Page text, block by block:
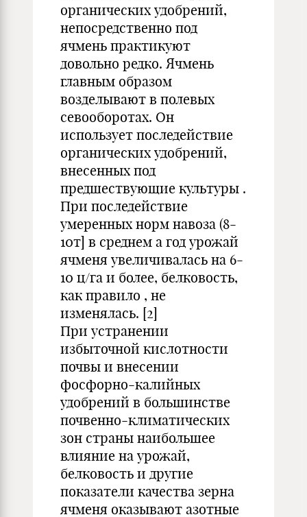
органических удобрений,
непосредственно под
ячмень практикуют
довольно редко. Ячмень
главным образом
возделывают в полевых
севооборотах. Он
использует последействие
органических удобрений,
внесенных под
предшествующие культуры .
При последействие
умеренных норм навоза (8-
10т] в среднем а год урожай
ячменя увеличивалась на 6-
10 ц/га и более, белковость,
как правило , не
изменялась. [2]
При устранении
избыточной кислотности
почвы и внесении
фосфорно-калийных
удобрений в большинстве
почвенно-климатических
зон страны наибольшее
влияние на урожай,
белковость и другие
показатели качества зерна
ячменя оказывают азотные